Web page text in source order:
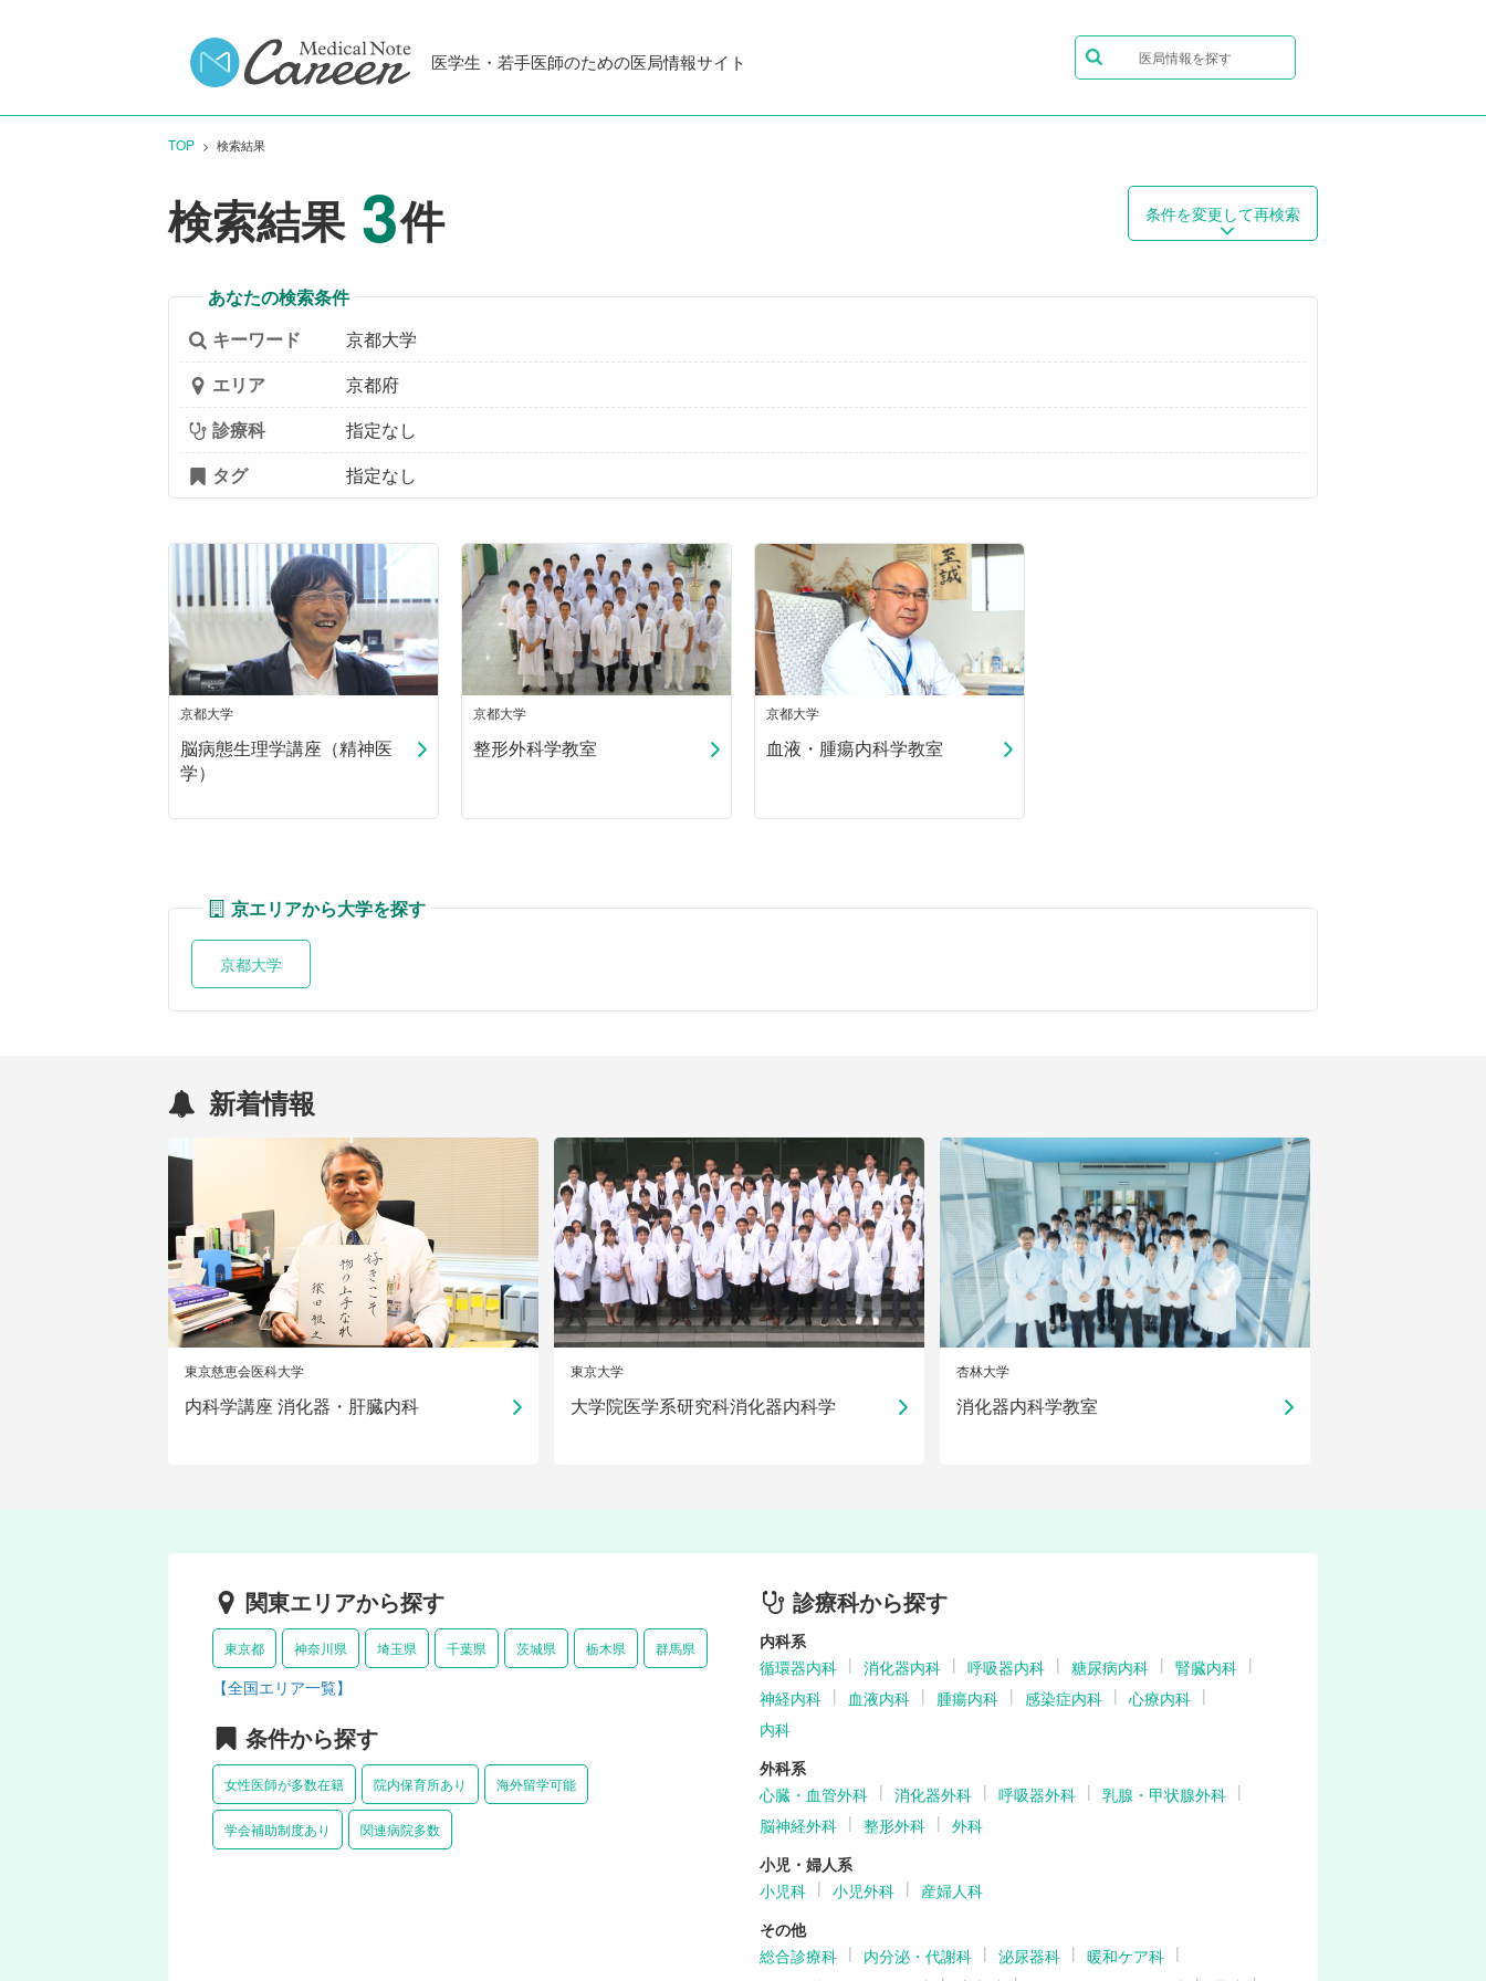
医学生・若手医師のための医局情報サイト 医局情報を探す
TOP CURRENT:
検索結果
検索結果 3件 条件を変更して再検索
あなたの検索条件
キーワード
京都大学
エリア
京都府
診療科
指定なし
タグ
指定なし
京都大学
脳病態生理学講座（精神医
学）
京都大学
整形外科学教室
京都大学
血液・腫瘍内科学教室
京エリアから大学を探す
京都大学
新着情報
東京慈恵会医科大学
内科学講座 消化器・肝臓内科
東京大学
大学院医学系研究科消化器内科学
杏林大学
消化器内科学教室
関東エリアから探す
東京都 神奈川県 埼玉県 千葉県 茨城県 栃木県 群馬県
【全国エリア一覧】
条件から探す
女性医師が多数在籍 院内保育所あり 海外留学可能
学会補助制度あり 関連病院多数
診療科から探す
内科系
循環器内科
消化器内科 呼吸器内科 糖尿病内科
腎臓内科
神経内科
血液内科 腫瘍内科 感染症内科
心療内科
内科
外科系
心臓・血管外科
消化器外科 呼吸器外科
乳腺・甲状腺外科
脳神経外科
整形外科
外科
小児・婦人系
小児科
小児外科
産婦人科
その他
総合診療科
内分泌・代謝科 泌尿器科
暖和ケア科